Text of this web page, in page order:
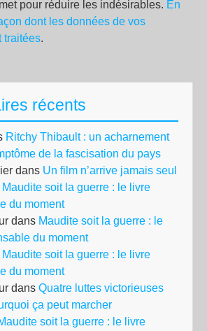
pour réduire les indésirables. En
dont les données de vos
traitées.
récents
Ritchy Thibault : un acharnement
de la fascisation du pays
dans Un film n’arrive jamais seul
Maudite soit la guerre : le livre
du moment
dans Maudite soit la guerre : le
du moment
Maudite soit la guerre : le livre
du moment
dans Quatre luttes victorieuses
ça peut marcher
soit la guerre : le livre